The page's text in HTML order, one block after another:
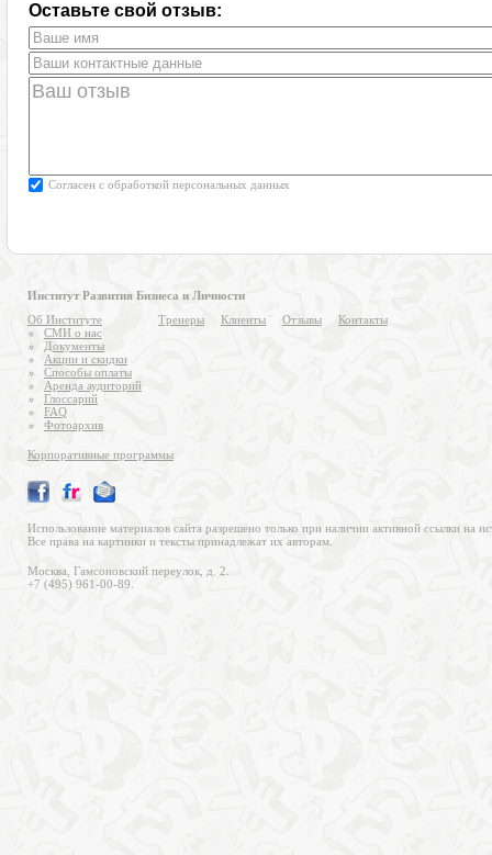
Оставьте свой отзыв:
Согласен с обработкой персональных данных
Институт Развития Бизнеса и Личности
Об Институте
СМИ о нас
Документы
Акции и скидки
Способы оплаты
Аренда аудиторий
Глоссарий
FAQ
Фотоархив
Тренеры Клиенты Отзывы Контакты
Корпоративные программы
Использование материалов сайта разрешено только при наличии активной ссылки на
Все права на картинки и тексты принадлежат их авторам.
Москва, Гамсоновский переулок, д. 2.
+7 (495) 961-00-89.